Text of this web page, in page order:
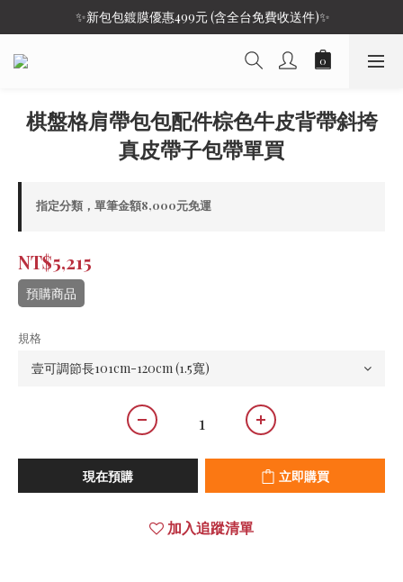
✨新包包鍍膜優惠499元 (含全台免費收送件)✨
棋盤格肩帶包包配件棕色牛皮背帶斜挎
真皮帶子包帶單買
指定分類，單筆金額8,000元免運
NT$5,215
預購商品
規格
現在預購 立即購買
加入追蹤清單